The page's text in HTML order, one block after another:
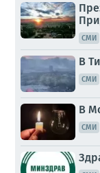
СМИ
В
СМИ
В
СМИ